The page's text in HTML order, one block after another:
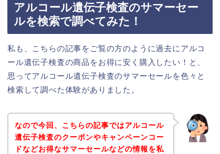
アルコール遺伝子検査のサマーセー
ルを検索で調べてみた！
私も、こちらの記事をご覧の方のように過去にアルコ
ール遺伝子検査の商品をお得に安く購入したい！と、
思ってアルコール遺伝子検査のサマーセールを色々と
検索して調べた体験がありました。
なので今回、こちらの記事ではアルコール
遺伝子検査のクーポンやキャンペーンコー
ドなどお得なサマーセールなどの情報を私